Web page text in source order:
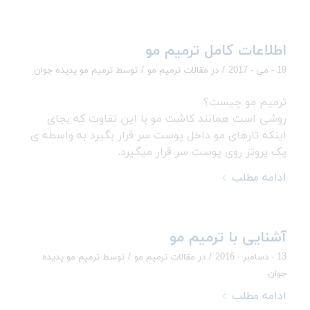
اطلاعات کامل ترمیم مو
19 - می - 2017 / در مقالات ترمیم مو / توسط ترمیم مو پدیده جوان
ترمیم مو چیست؟
روشی است همانند کاشت مو با این تفاوت که بجای
اینکه تارهای مو داخل پوست سر قرار بگیرد به واسطه ی
یک پروتز روی پوست سر قرار میگیرد.
ادامه مطلب
آشنایی با ترمیم مو
13 - دسامبر - 2016 / در مقالات ترمیم مو / توسط ترمیم مو پدیده
جوان
ادامه مطلب